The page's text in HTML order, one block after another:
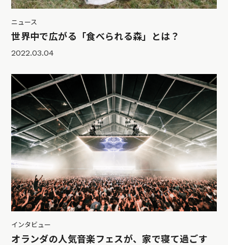
ニュース
世界中で広がる「食べられる森」とは？
2022.03.04
インタビュー
オランダの人気音楽フェスが、家で寝て過ごす